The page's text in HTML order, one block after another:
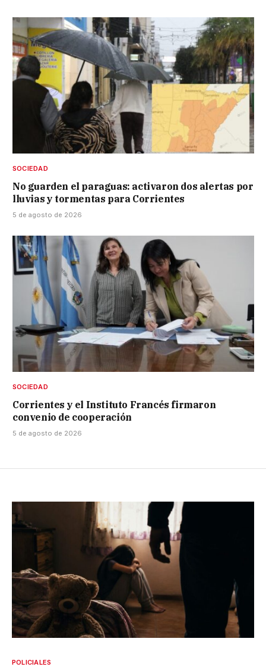
SOCIEDAD
No guarden el paraguas: activaron dos alertas por
lluvias y tormentas para Corrientes
5 de agosto de 2026
SOCIEDAD
Corrientes y el Instituto Francés firmaron
convenio de cooperación
5 de agosto de 2026
POLICIALES